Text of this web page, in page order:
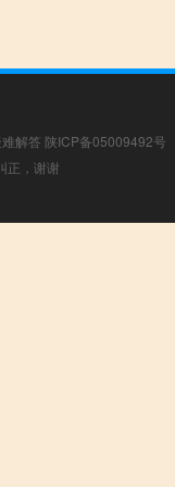
解答 陕ICP备05009492号
正，谢谢